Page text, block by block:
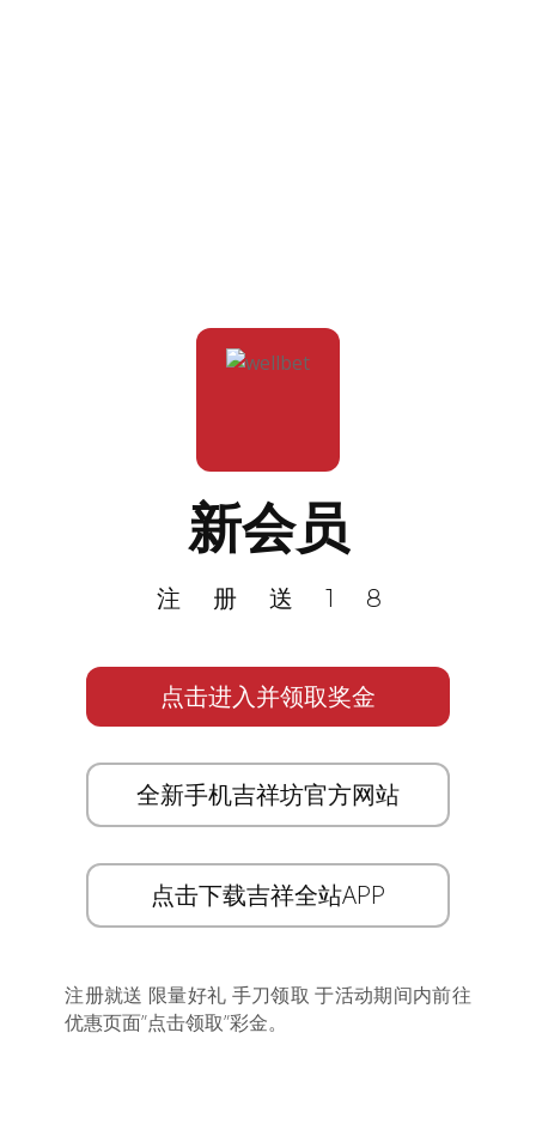
新会员
注册送18
点击进入并领取奖金
全新手机吉祥坊官方网站
点击下载吉祥全站APP
注册就送 限量好礼 手刀领取 于活动期间内前往
优惠页面”点击领取”彩金。